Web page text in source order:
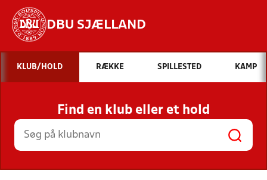
DBU SJÆLLAND
Hvad vil du søge efter?
INDHOLD OG NYHEDER
STILLINGER, RESULTATER, KLUBBER OG
HOLD
KLUB/HOLD RÆKKE SPILLESTED KAMP
Find en klub eller et hold